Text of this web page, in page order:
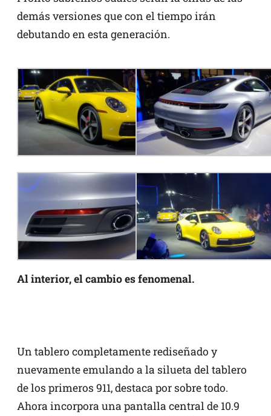
demás versiones que con el tiempo irán
debutando en esta generación.
Al interior, el cambio es fenomenal.
Un tablero completamente rediseñado y
nuevamente emulando a la silueta del tablero
de los primeros 911, destaca por sobre todo.
Ahora incorpora una pantalla central de 10.9